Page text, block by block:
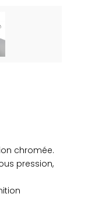
chromée.
pression,